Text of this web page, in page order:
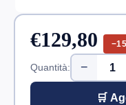
€129,80
Quantità: −
🛒